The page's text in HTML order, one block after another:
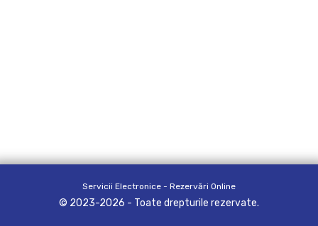
Servicii Electronice - Rezervări Online
© 2023-2026 - Toate drepturile rezervate.